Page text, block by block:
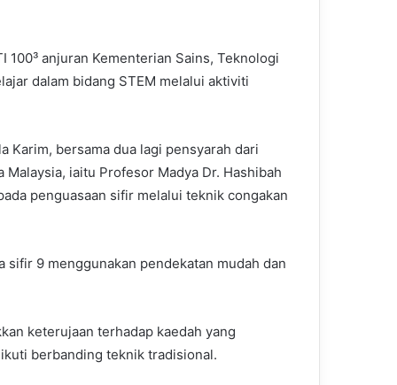
anjuran Kementerian Sains, Teknologi
dalam bidang STEM melalui aktiviti
Karim, bersama dua lagi pensyarah dari
iaitu Profesor Madya Dr. Hashibah
penguasaan sifir melalui teknik congakan
9 menggunakan pendekatan mudah dan
keterujaan terhadap kaedah yang
berbanding teknik tradisional.